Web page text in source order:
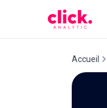
Accueil